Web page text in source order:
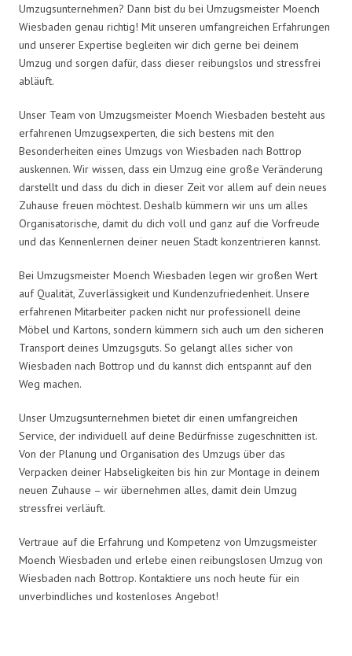
Umzugsunternehmen? Dann bist du bei Umzugsmeister Moench
Wiesbaden genau richtig! Mit unseren umfangreichen Erfahrungen
und unserer Expertise begleiten wir dich gerne bei deinem
Umzug und sorgen dafür, dass dieser reibungslos und stressfrei
abläuft.
Unser Team von Umzugsmeister Moench Wiesbaden besteht aus
erfahrenen Umzugsexperten, die sich bestens mit den
Besonderheiten eines Umzugs von Wiesbaden nach Bottrop
auskennen. Wir wissen, dass ein Umzug eine große Veränderung
darstellt und dass du dich in dieser Zeit vor allem auf dein neues
Zuhause freuen möchtest. Deshalb kümmern wir uns um alles
Organisatorische, damit du dich voll und ganz auf die Vorfreude
und das Kennenlernen deiner neuen Stadt konzentrieren kannst.
Bei Umzugsmeister Moench Wiesbaden legen wir großen Wert
auf Qualität, Zuverlässigkeit und Kundenzufriedenheit. Unsere
erfahrenen Mitarbeiter packen nicht nur professionell deine
Möbel und Kartons, sondern kümmern sich auch um den sicheren
Transport deines Umzugsguts. So gelangt alles sicher von
Wiesbaden nach Bottrop und du kannst dich entspannt auf den
Weg machen.
Unser Umzugsunternehmen bietet dir einen umfangreichen
Service, der individuell auf deine Bedürfnisse zugeschnitten ist.
Von der Planung und Organisation des Umzugs über das
Verpacken deiner Habseligkeiten bis hin zur Montage in deinem
neuen Zuhause – wir übernehmen alles, damit dein Umzug
stressfrei verläuft.
Vertraue auf die Erfahrung und Kompetenz von Umzugsmeister
Moench Wiesbaden und erlebe einen reibungslosen Umzug von
Wiesbaden nach Bottrop. Kontaktiere uns noch heute für ein
unverbindliches und kostenloses Angebot!